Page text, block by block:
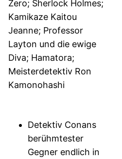
Zero; Sherlock Holmes;
Kamikaze Kaitou
Jeanne; Professor
Layton und die ewige
Diva; Hamatora;
Meisterdetektiv Ron
Kamonohashi
Detektiv Conans
berühmtester
Gegner endlich in